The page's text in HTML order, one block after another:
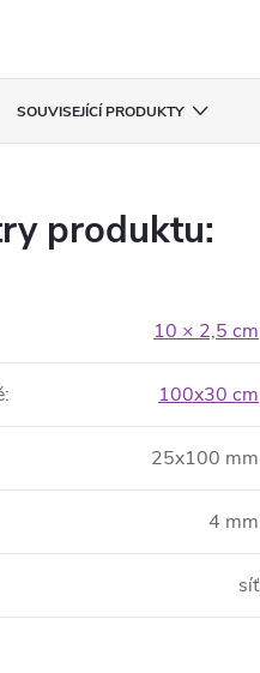
SOUVISEJÍCÍ PRODUKTY
produktu:
10 × 2,5 cm
: 100x30 cm
25x100 mm
4 mm
síť